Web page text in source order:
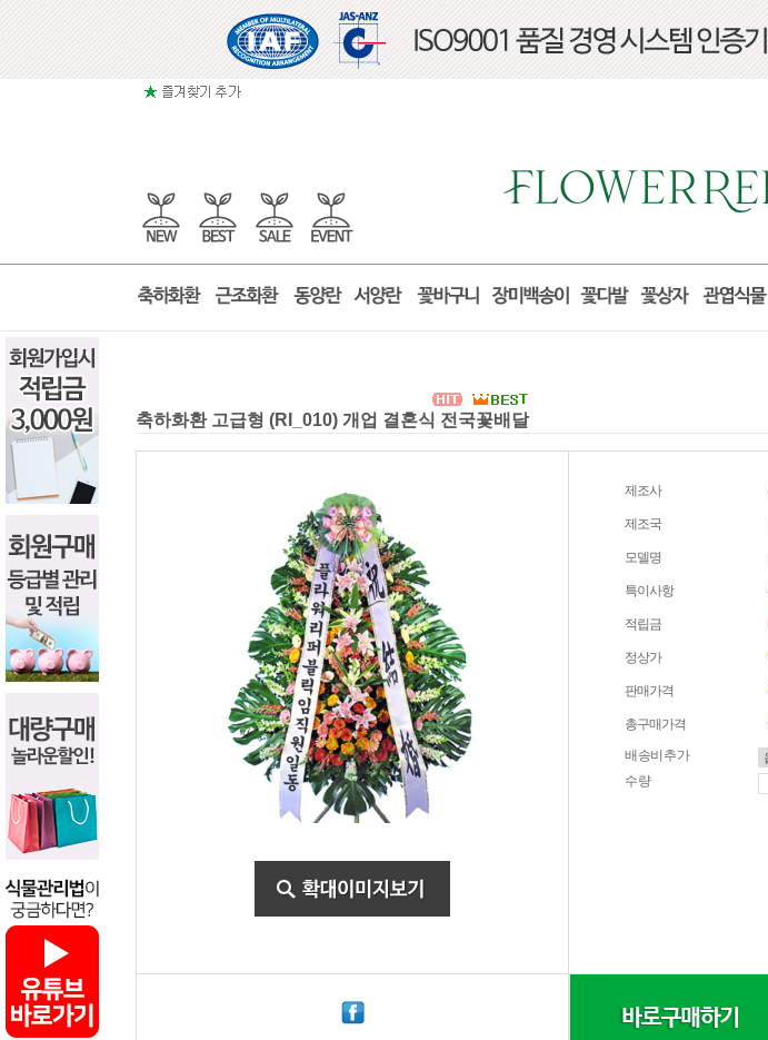
축하화환 고급형 (RI_010) 개업 결혼식 전국꽃배달
제조사
제조국
모델명
특이사항
적립금
정상가
판매가격
총구매가격
배송비추가
수량